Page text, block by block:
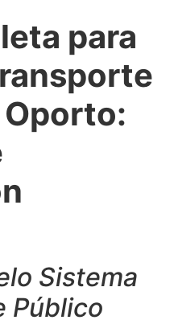
para
Sistema
Público